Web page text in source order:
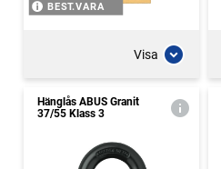
BEST.VARA
Visa
Hänglås ABUS Granit
37/55 Klass 3